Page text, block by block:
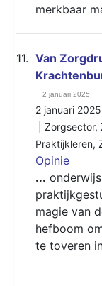
merkbaar
11. Van
2 januari 2025
2 januari
Zorgsector,
Praktijkleren,
Opinie
...
magie van
hefboom
te toveren